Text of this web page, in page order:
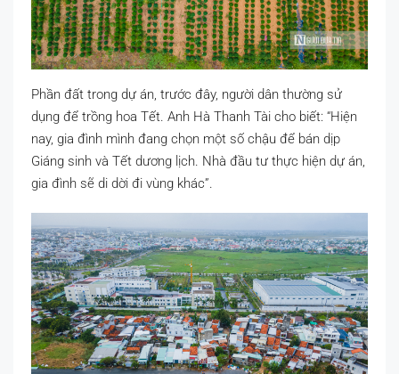
Phần đất trong dự án, trước đây, người dân thường sử
dụng để trồng hoa Tết. Anh Hà Thanh Tài cho biết: “Hiện
nay, gia đình mình đang chọn một số chậu để bán dịp
Giáng sinh và Tết dương lịch. Nhà đầu tư thực hiện dự án,
gia đình sẽ di dời đi vùng khác”.